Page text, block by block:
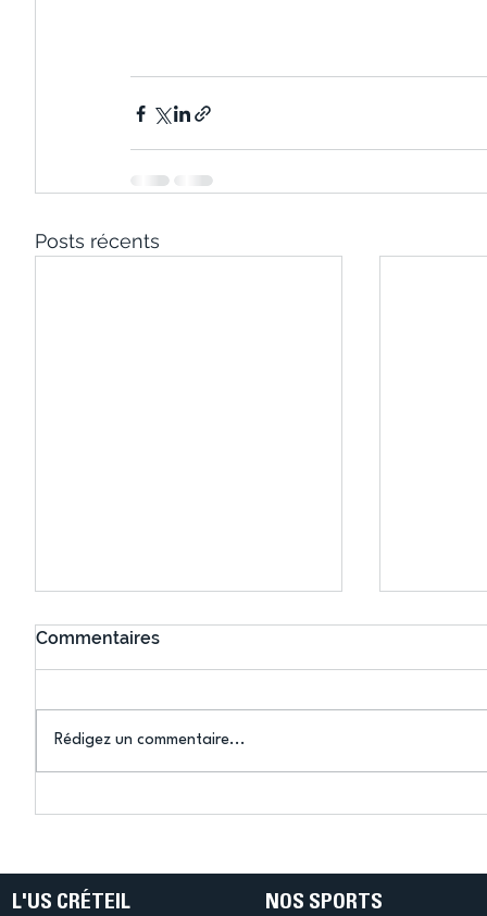
Posts récents
Ping ? Quand le tennis de
termine
Commentaires
Rédigez un commentaire...
L'US CRÉTEIL NOS SPORTS